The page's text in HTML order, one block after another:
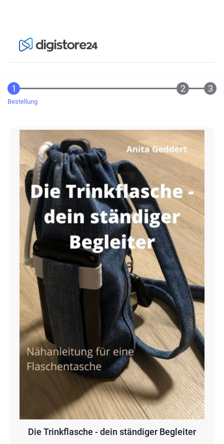
Bestellung
Die Trinkflasche - dein ständiger Begleiter